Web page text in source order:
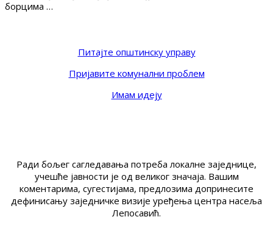
борцима …
Питајте општинску управу
Пријавите комунални проблем
Имам идеју
Ради бољег сагледавања потреба локалне заједнице,
учешће јавности је од великог значаја. Вашим
коментарима, сугестијама, предлозима допринесите
дефинисању заједничке визије уређења центра насеља
Лепосавић.